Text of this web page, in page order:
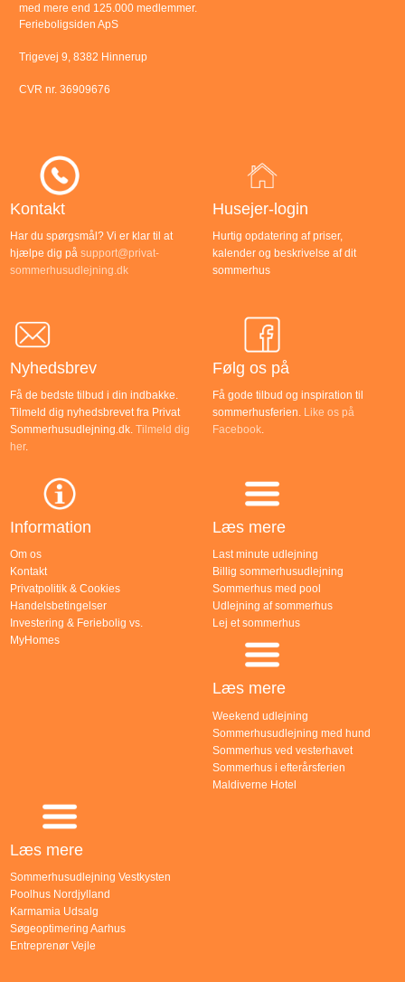
med mere end 125.000 medlemmer.
Ferieboligsiden ApS
Trigevej 9, 8382 Hinnerup
CVR nr. 36909676
Kontakt
Har du spørgsmål? Vi er klar til at
hjælpe dig på support@privat-
sommerhusudlejning.dk
Husejer-login
Hurtig opdatering af priser,
kalender og beskrivelse af dit
sommerhus
Nyhedsbrev
Få de bedste tilbud i din indbakke.
Tilmeld dig nyhedsbrevet fra Privat
Sommerhusudlejning.dk.Tilmeld dig
her.
Følg os på
Få gode tilbud og inspiration til
sommerhusferien. Like os på
Facebook.
Information
Om os
Kontakt
Privatpolitik & Cookies
Handelsbetingelser
Investering & Feriebolig vs.
MyHomes
Læs mere
Last minute udlejning
Billig sommerhusudlejning
Sommerhus med pool
Udlejning af sommerhus
Lej et sommerhus
Læs mere
Weekend udlejning
Sommerhusudlejning med hund
Sommerhus ved vesterhavet
Sommerhus i efterårsferien
Maldiverne Hotel
Læs mere
Sommerhusudlejning Vestkysten
Poolhus Nordjylland
Karmamia Udsalg
Søgeoptimering Aarhus
Entreprenør Vejle